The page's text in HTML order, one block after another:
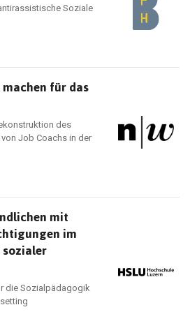
Soziale
für das
des
Job Coachs in der
mit
im
die Sozialpädagogik